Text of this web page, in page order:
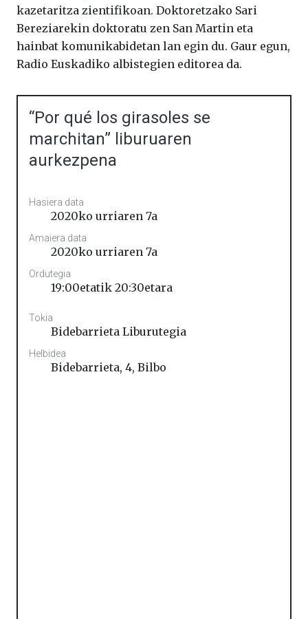
kazetaritza zientifikoan. Doktoretzako Sari
Bereziarekin doktoratu zen San Martin eta
hainbat komunikabidetan lan egin du. Gaur egun,
Radio Euskadiko albistegien editorea da.
“Por qué los girasoles se
marchitan” liburuaren
aurkezpena
Hasiera data
2020ko urriaren 7a
Amaiera data
2020ko urriaren 7a
Ordutegia
19:00etatik 20:30etara
Tokia
Bidebarrieta Liburutegia
Helbidea
Bidebarrieta, 4, Bilbo